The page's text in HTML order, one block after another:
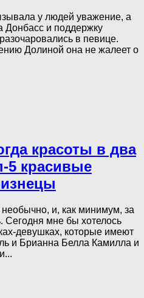
у людей уважение, а
Донбacc и поддержку
в певице.
Долиной она не жалеет о
красоты в два
5 красивые
и, как минимум, за
Сегодня мне бы хотелось
девушках, которые имеют
и Брианна Белла Камилла и